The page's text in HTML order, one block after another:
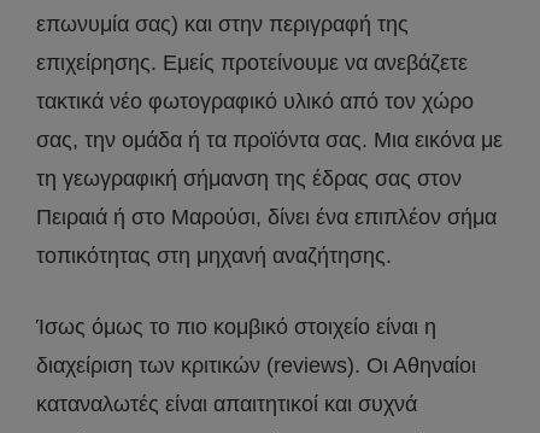
επωνυμία σας) και στην περιγραφή της
επιχείρησης. Εμείς προτείνουμε να ανεβάζετε
τακτικά νέο φωτογραφικό υλικό από τον χώρο
σας, την ομάδα ή τα προϊόντα σας. Μια εικόνα με
τη γεωγραφική σήμανση της έδρας σας στον
Πειραιά ή στο Μαρούσι, δίνει ένα επιπλέον σήμα
τοπικότητας στη μηχανή αναζήτησης.
Ίσως όμως το πιο κομβικό στοιχείο είναι η
διαχείριση των κριτικών (reviews). Οι Αθηναίοι
καταναλωτές είναι απαιτητικοί και συχνά